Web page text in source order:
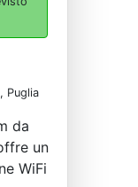
Puglia
da
un
WiFi